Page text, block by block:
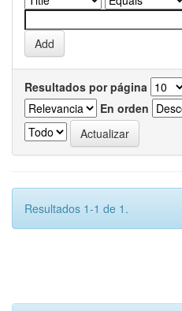
Resultados por página
En orden
Resultados 1-1 de 1.